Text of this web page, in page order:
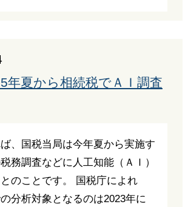
年夏から相続税でＡＩ調査
、国税当局は今年夏から実施す
務調査などに人工知能（ＡＩ）
のことです。 国税庁によれ
分析対象となるのは2023年に